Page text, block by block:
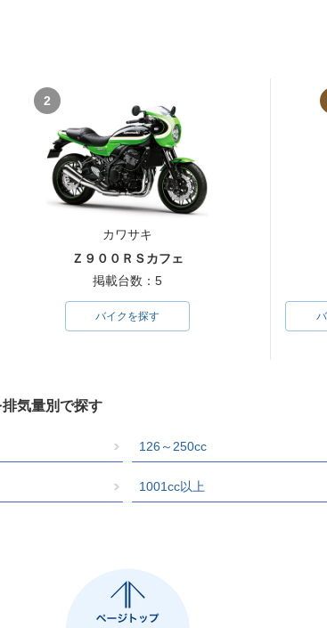
2
カワサキ
Ｚ９００ＲＳカフェ
掲載台数：5
バイクを探す
気量別で探す
126～250cc
1001cc以上